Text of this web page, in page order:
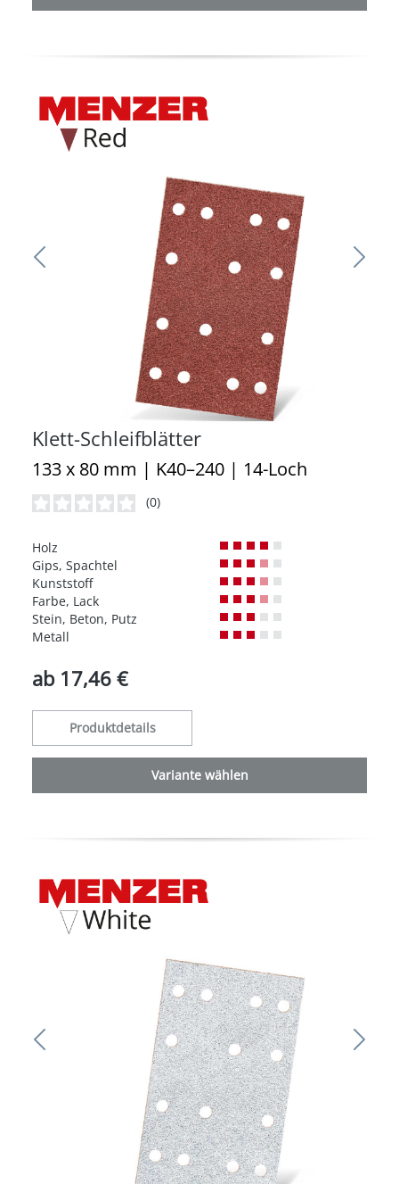
Klett-Schleifblätter
133 x 80 mm | K40–240 | 14-Loch
(0)
Holz
Gips, Spachtel
Kunststoff
Farbe, Lack
Stein, Beton, Putz
Metall
ab 17,46 €
Produktdetails
Variante wählen